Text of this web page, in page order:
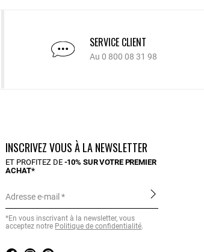
SERVICE CLIENT
Au 0 800 08 31 98
INSCRIVEZ VOUS À LA NEWSLETTER
ET PROFITEZ DE -10% SUR VOTRE PREMIER
ACHAT*
Adresse e-mail
*En vous inscrivant à la newsletter, vous
acceptez notre Politique de confidentialité.